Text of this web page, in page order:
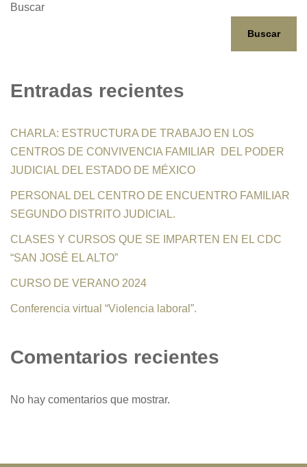
Buscar
Buscar
Entradas recientes
CHARLA: ESTRUCTURA DE TRABAJO EN LOS
CENTROS DE CONVIVENCIA FAMILIAR DEL PODER
JUDICIAL DEL ESTADO DE MÉXICO
PERSONAL DEL CENTRO DE ENCUENTRO FAMILIAR
SEGUNDO DISTRITO JUDICIAL.
CLASES Y CURSOS QUE SE IMPARTEN EN EL CDC
“SAN JOSÉ EL ALTO”
CURSO DE VERANO 2024
Conferencia virtual “Violencia laboral”.
Comentarios recientes
No hay comentarios que mostrar.